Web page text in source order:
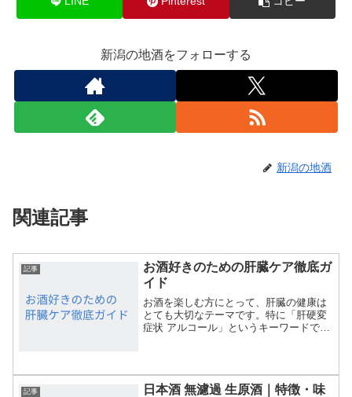
新潟の地酒をフォローする
新潟の地酒
関連記事
記事
お酒好きのための肝臓ケア徹底ガ
イド
お酒を楽しむ方にとって、肝臓の健康は
とても大切なテーマです。特に「肝硬変
症状 アルコール」というキーワードで検
の記事では、アルコー...
記事
日本酒 無濾過 生原酒｜特徴・味